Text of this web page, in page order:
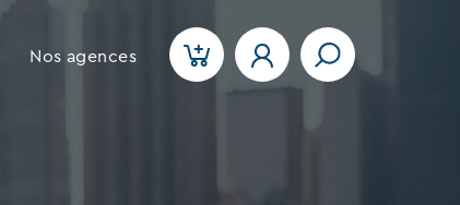
Nos agences